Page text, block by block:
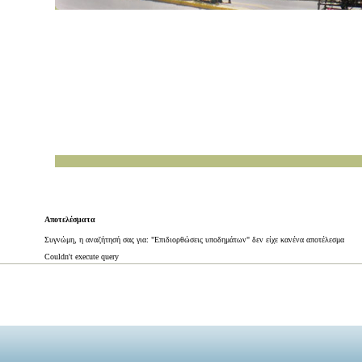
Αποτελέσματα
Συγνώμη, η αναζήτησή σας για: "Επιδιορθώσεις υποδημάτων" δεν είχε κανένα αποτέλεσμα
Couldn't execute query